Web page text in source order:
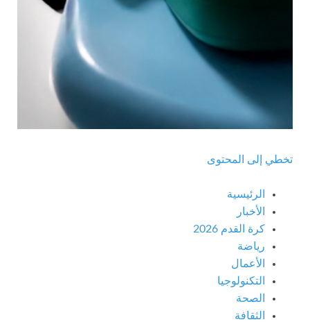
تخطي إلى المحتوى
الرئيسية
الأخبار
كرة القدم 2026
رياضة
الأعمال
التكنولوجيا
الصحة
الثقافة